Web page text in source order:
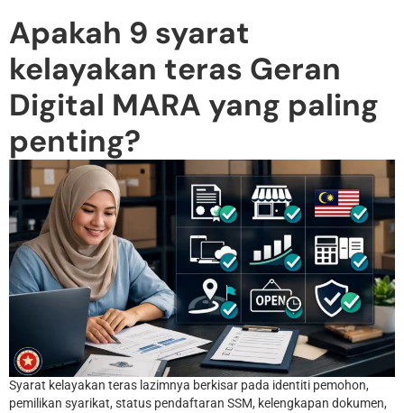
Apakah 9 syarat
kelayakan teras Geran
Digital MARA yang paling
penting?
Syarat kelayakan teras lazimnya berkisar pada identiti pemohon,
pemilikan syarikat, status pendaftaran SSM, kelengkapan dokumen,